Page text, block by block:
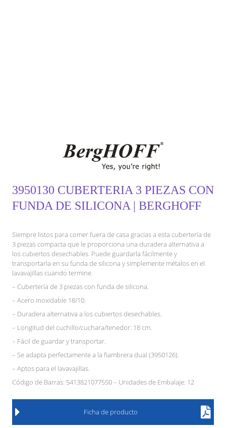
3950130 CUBERTERIA 3 PIEZAS CON
FUNDA DE SILICONA | BERGHOFF
Siempre listos para comer fuera de casa gracias a esta cubertería de
3 piezas compacta que le proporciona una duradera alternativa a
los cubiertos desechables. Puede guardarla fácilmente y
transportarla en su funda de silicona y simplemente métalos en el
lavavajillas cuando termine.
– Cubertería de 3 piezas con funda de silicona.
– Acero inoxidable 18/10.
– Duradera alternativa a los cubiertos desechables.
– Longitud del cuchillo/cuchara/tenedor: 18 cm.
– Fácil de guardar y transportar.
– Se adapta perfectamente a la fiambrera dual (3950126).
– Aptos para el lavavajillas.
Código de Barras: 5413821077550 – Unidades de Embalaje: 12
Ficha de producto